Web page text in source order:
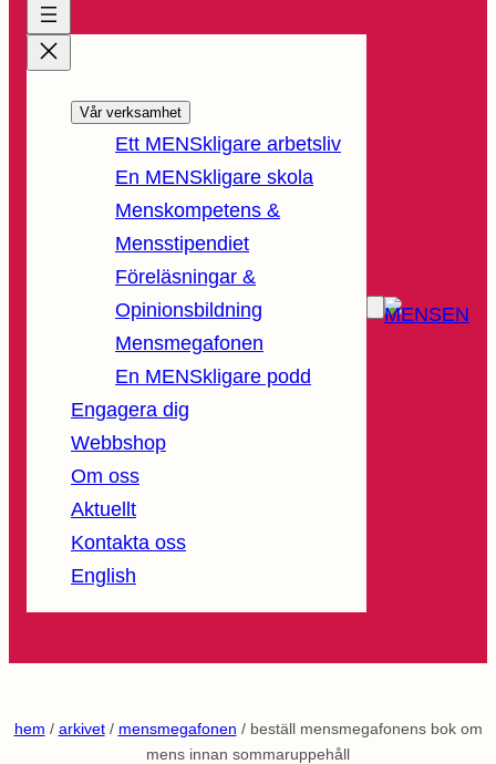
Vår verksamhet
Ett MENSkligare arbetsliv
En MENSkligare skola
Menskompetens &
Mensstipendiet
Föreläsningar &
Opinionsbildning
Mensmegafonen
En MENSkligare podd
Engagera dig
Webbshop
Om oss
Aktuellt
Kontakta oss
English
hem / arkivet/ mensmegafonen / beställ mensmegafonens bok om
mens innan sommaruppehåll